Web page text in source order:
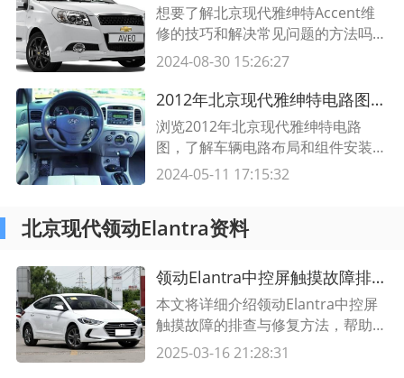
想要了解北京现代雅绅特Accent维
修的技巧和解决常见问题的方法吗？
阅读本指南，获得详细的维修指导和
始终处于最佳状态。
2024-08-30 15:26:27
2012年北京现代雅绅特电路图 最详细的车辆电路信息
浏览2012年北京现代雅绅特电路
图，了解车辆电路布局和组件安装位
置。内容包括详细的表格和说明，帮
2024-05-11 17:15:32
北京现代领动Elantra资料
领动Elantra中控屏触摸故障排查与修复详解
本文将详细介绍领动Elantra中控屏
触摸故障的排查与修复方法，帮助车
主解决屏幕触摸不灵敏或无法使用的
2025-03-16 21:28:31